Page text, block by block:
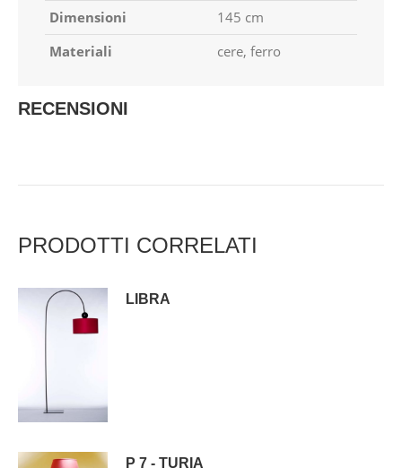
Dimensioni
145 cm
Materiali
cere, ferro
RECENSIONI
PRODOTTI CORRELATI
LIBRA
P 7 - TURIA